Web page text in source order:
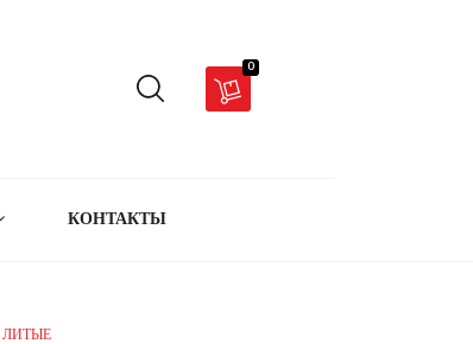
0
КОНТАКТЫ
ЛИТЫЕ